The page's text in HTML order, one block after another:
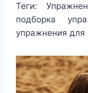
Теги:
подборка
упражнения для